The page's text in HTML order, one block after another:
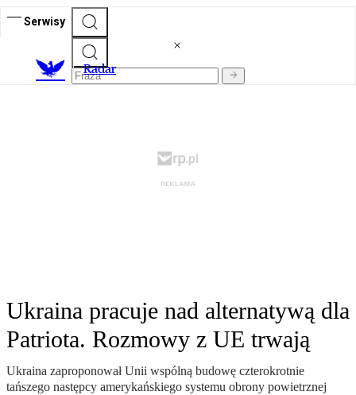
Serwisy
Radar
Ukraina pracuje nad alternatywą dla
Patriota. Rozmowy z UE trwają
Ukraina zaproponował Unii wspólną budowę czterokrotnie
tańszego następcy amerykańskiego systemu obrony powietrznej